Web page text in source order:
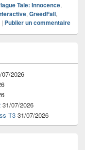
Tale: Innocence,
, GreedFall,
| Publier un commentaire
07/2026
31/07/2026
T3 31/07/2026